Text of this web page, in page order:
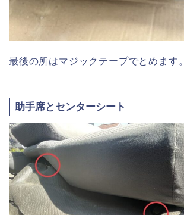
最後の所はマジックテープでとめます。
助手席とセンターシート